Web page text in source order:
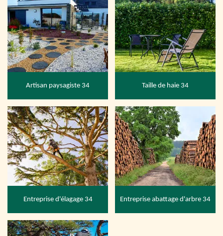
Artisan paysagiste 34 Taille de haie 34
Entreprise d'élagage 34 Entreprise abattage d'arbre 34